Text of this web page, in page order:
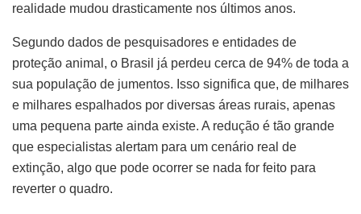
realidade mudou drasticamente nos últimos anos.
Segundo dados de pesquisadores e entidades de
proteção animal, o Brasil já perdeu cerca de 94% de toda a
sua população de jumentos. Isso significa que, de milhares
e milhares espalhados por diversas áreas rurais, apenas
uma pequena parte ainda existe. A redução é tão grande
que especialistas alertam para um cenário real de
extinção, algo que pode ocorrer se nada for feito para
reverter o quadro.